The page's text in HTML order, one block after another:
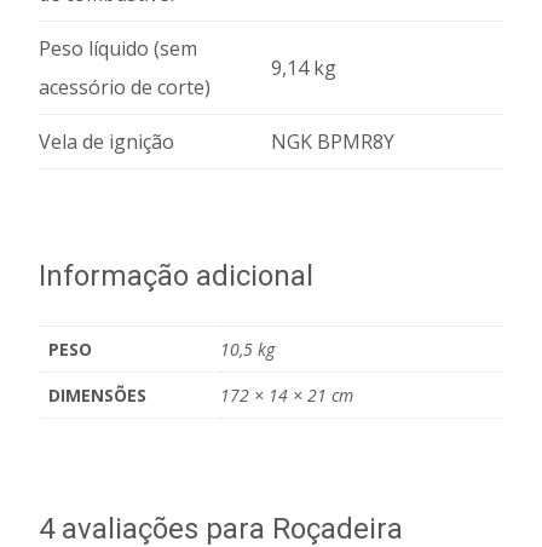
Peso líquido (sem
acessório de corte)
9,14 kg
Vela de ignição NGK BPMR8Y
Informação adicional
PESO
10,5 kg
DIMENSÕES
172 × 14 × 21 cm
4 avaliações para Roçadeira